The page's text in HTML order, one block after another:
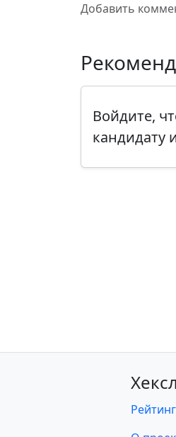
Добавить
Войдите,
кандидату
Рейтинг